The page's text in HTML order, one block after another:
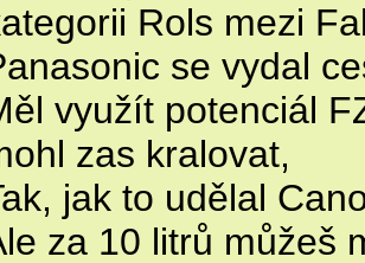
Rols mezi
se vydal
využít potenciál
zas kralovat,
jak to udělal
za 10 litrů můžeš